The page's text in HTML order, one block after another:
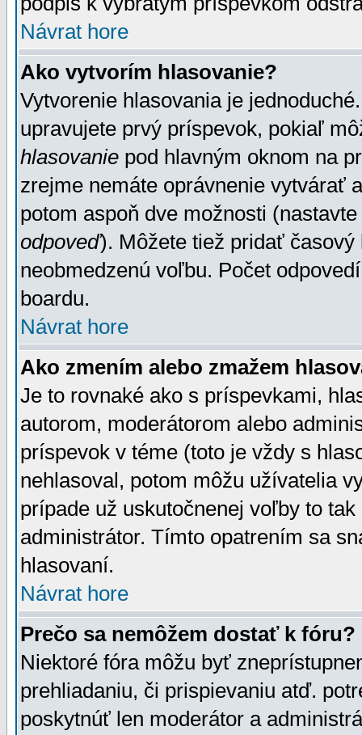
Návrat hore
Ako vytvorím hlasovanie?
Vytvorenie hlasovania je
upravujete prvý príspevok, pokiaľ
hlasovanie pod hlavným oknom na
zrejme nemáte oprávnenie vytvárať
potom aspoň dve možnosti
odpoveď). Môžete tiež pridať
neobmedzenú voľbu. Počet
boardu.
Návrat hore
Ako zmením alebo zmažem
Je to rovnaké ako s príspevkami,
autorom, moderátorom alebo
príspevok v téme (toto je vždy s
nehlasoval, potom môžu užívatelia
prípade už uskutočnenej voľby to
administrátor. Tímto opatrením sa
hlasovaní.
Návrat hore
Prečo sa nemôžem dostať k fóru?
Niektoré fóra môžu byť
prehliadaniu, či prispievaniu atď.
poskytnúť len moderátor a